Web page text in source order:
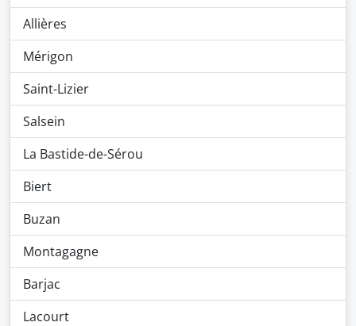
Allières
Mérigon
Saint-Lizier
Salsein
La Bastide-de-Sérou
Biert
Buzan
Montagagne
Barjac
Lacourt